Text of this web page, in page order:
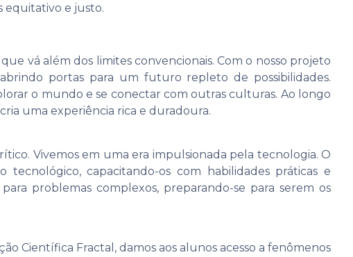
equitativo e justo.
vá além dos limites convencionais. Com o nosso projeto
portas para um futuro repleto de possibilidades.
o mundo e se conectar com outras culturas. Ao longo
uma experiência rica e duradoura.
Vivemos em uma era impulsionada pela tecnologia. O
capacitando-os com habilidades práticas e
problemas complexos, preparando-se para serem os
Científica Fractal, damos aos alunos acesso a fenômenos